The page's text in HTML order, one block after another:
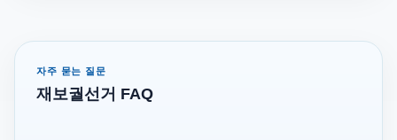
자주 묻는 질문
재보궐선거 FAQ